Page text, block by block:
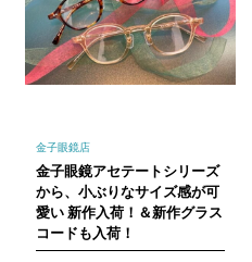
金子眼鏡店
金子眼鏡アセテートシリーズ
から、小ぶりなサイズ感が可
愛い 新作入荷！＆新作グラス
コードも入荷！